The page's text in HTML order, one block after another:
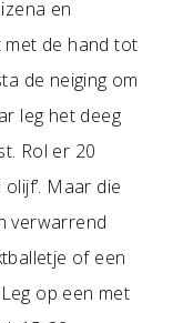
en
de hand tot
de neiging om
leg het deeg
Rol er 20
Maar die
verwarrend
of een
op een met